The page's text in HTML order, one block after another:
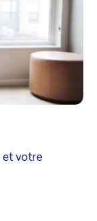
et votre